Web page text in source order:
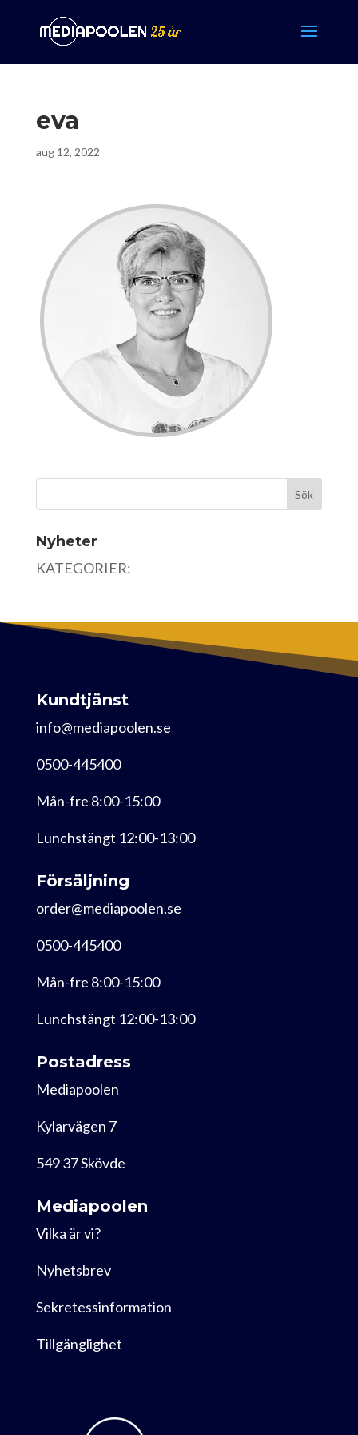
eva
aug 12, 2022
Nyheter
KATEGORIER:
Kundtjänst
info@mediapoolen.se
0500-445400
Mån-fre 8:00-15:00
Lunchstängt 12:00-13:00
Försäljning
order@mediapoolen.se
0500-445400
Mån-fre 8:00-15:00
Lunchstängt 12:00-13:00
Postadress
Mediapoolen
Kylarvägen 7
549 37 Skövde
Mediapoolen
Vilka är vi?
Nyhetsbrev
Sekretessinformation
Tillgänglighet